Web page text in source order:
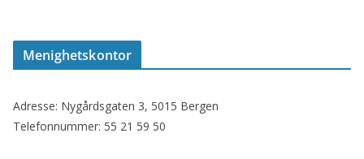
Menighetskontor
Adresse: Nygårdsgaten 3, 5015 Bergen
Telefonnummer: 55 21 59 50